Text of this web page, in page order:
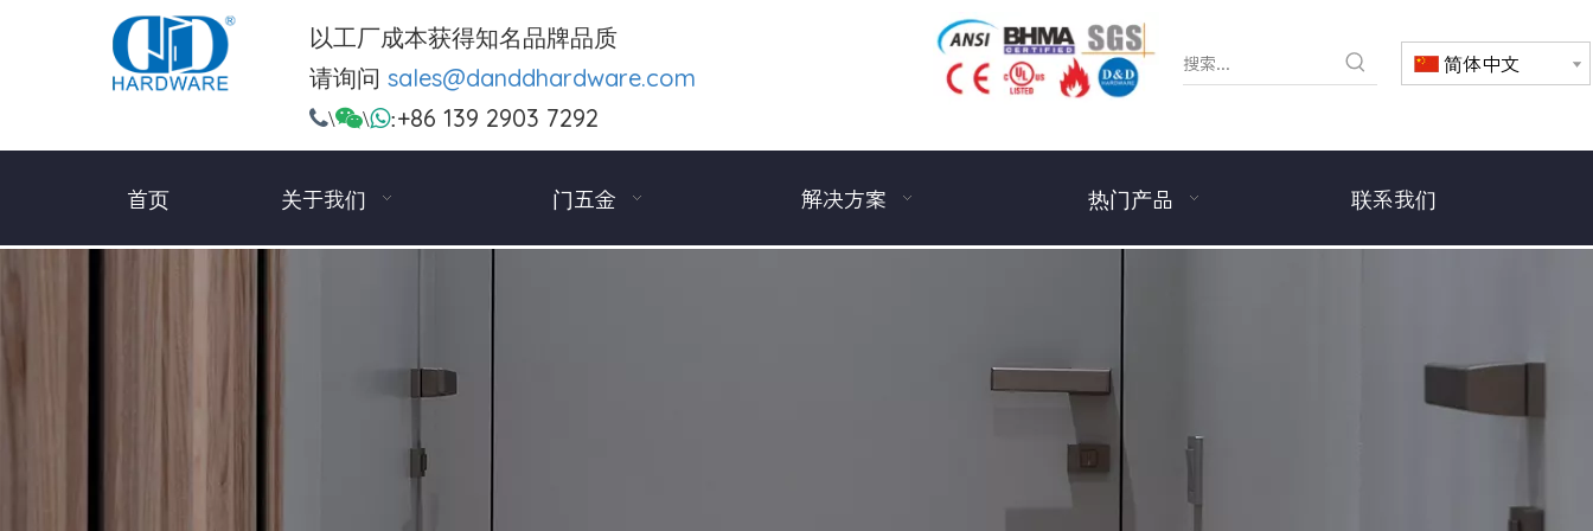
以工厂成本获得知名品牌品质
请询问 sales@danddhardware.com
\\:+86 139 2903 7292
简体中文
首页 关于我们 门五金 解决方案 热门产品 联系我们